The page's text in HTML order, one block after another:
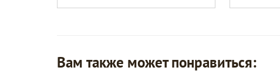
Вам также может понравиться: